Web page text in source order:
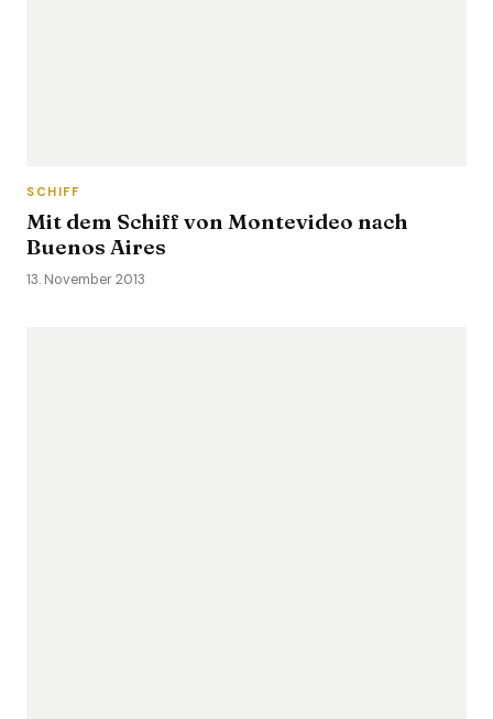
SCHIFF
Mit dem Schiff von Montevideo nach
Buenos Aires
13. November 2013